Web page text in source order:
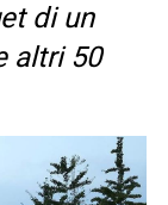
di un
altri 50